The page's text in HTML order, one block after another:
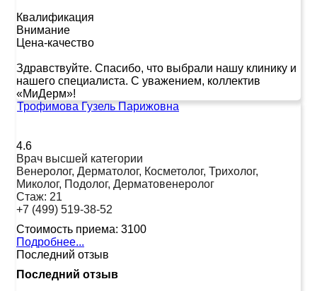
Квалификация
Внимание
Цена-качество
Здравствуйте. Спасибо, что выбрали нашу клинику и
нашего специалиста. С уважением, коллектив
«МиДерм»!
Трофимова Гузель Парижовна
4.6
Врач высшей категории
Венеролог, Дерматолог, Косметолог, Трихолог,
Миколог, Подолог, Дерматовенеролог
Стаж: 21
+7 (499) 519-38-52
Стоимость приема: 3100
Подробнее...
Последний отзыв
Последний отзыв